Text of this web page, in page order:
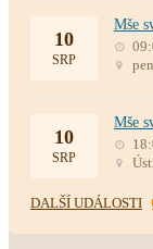
10
SRP
Mše
10
SRP
Mše
DALŠÍ UDÁLOSTI